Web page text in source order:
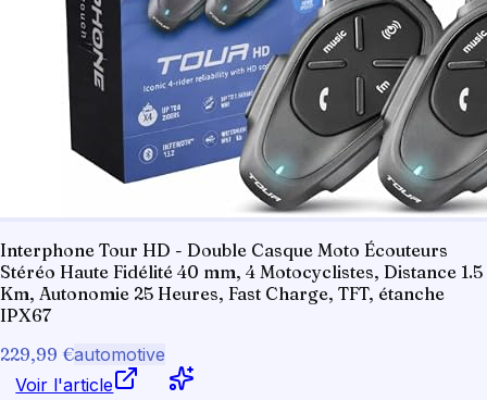
Interphone Tour HD - Double Casque Moto Écouteurs
Stéréo Haute Fidélité 40 mm, 4 Motocyclistes, Distance 1.5
Km, Autonomie 25 Heures, Fast Charge, TFT, étanche
IPX67
229,99 €automotive
Voir l'article